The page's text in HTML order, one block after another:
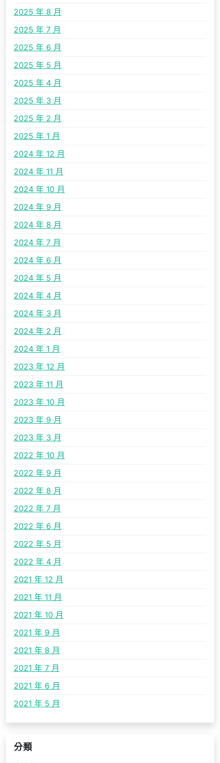
2025 年 8 月
2025 年 7 月
2025 年 6 月
2025 年 5 月
2025 年 4 月
2025 年 3 月
2025 年 2 月
2025 年 1 月
2024 年 12 月
2024 年 11 月
2024 年 10 月
2024 年 9 月
2024 年 8 月
2024 年 7 月
2024 年 6 月
2024 年 5 月
2024 年 4 月
2024 年 3 月
2024 年 2 月
2024 年 1 月
2023 年 12 月
2023 年 11 月
2023 年 10 月
2023 年 9 月
2023 年 3 月
2022 年 10 月
2022 年 9 月
2022 年 8 月
2022 年 7 月
2022 年 6 月
2022 年 5 月
2022 年 4 月
2021 年 12 月
2021 年 11 月
2021 年 10 月
2021 年 9 月
2021 年 8 月
2021 年 7 月
2021 年 6 月
2021 年 5 月
分類